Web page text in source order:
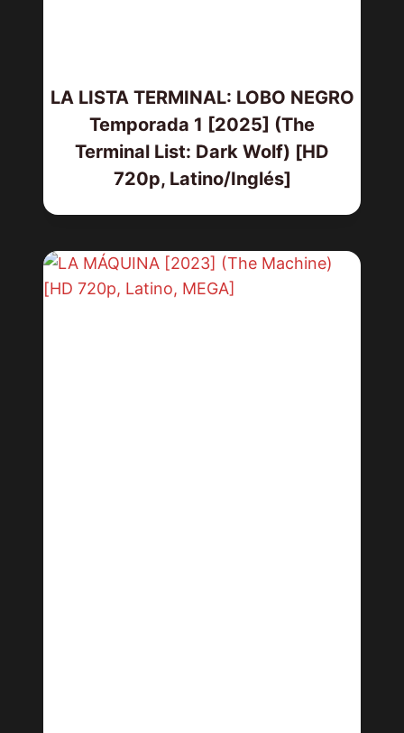
LA LISTA TERMINAL: LOBO NEGRO
Temporada 1 [2025] (The
Terminal List: Dark Wolf) [HD
720p, Latino/Inglés]